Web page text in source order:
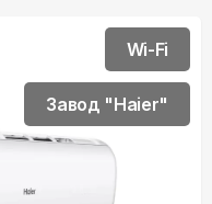
Wi-Fi
Завод "Haier"